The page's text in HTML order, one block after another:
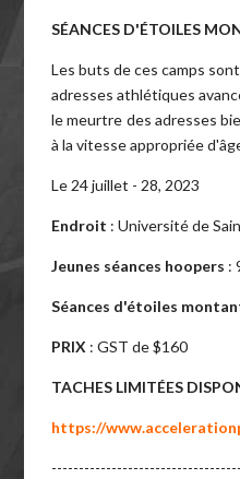
SÉANCES D'ÉTOILES
Les buts de ces camps
adresses athlétiques
le meurtre des adresses
à la vitesse appropriée
Le 24 juillet - 28, 2023
Endroit : Université de
Jeunes séances hoopers :
Séances d'étoiles
PRIX : GST de $160
TACHES LIMITÉES
https://